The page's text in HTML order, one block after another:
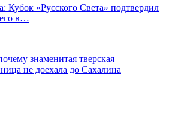
Кубок «Русского Света» подтвердил
в…
знаменитая тверская
не доехала до Сахалина